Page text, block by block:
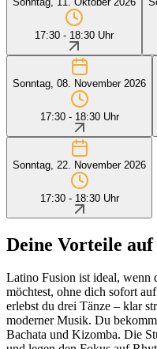
17:30 - 18:30 Uhr
Sonntag, 08. November 2026
17:30 - 18:30 Uhr
Sonntag, 22. November 2026
17:30 - 18:30 Uhr
Deine Vorteile
Latino Fusion ist ideal, wenn
möchtest, ohne dich sofort
erlebst du drei Tänze – klar
moderner Musik. Du
Bachata und Kizomba. Die